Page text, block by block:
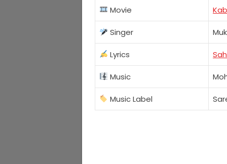
Movie
Singer
Lyrics
Music
Music Label